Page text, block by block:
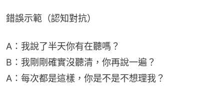
錯誤示範（認知對抗）
A：我說了半天你有在聽嗎？
B：我剛剛確實沒聽清，你再說一遍？
A：每次都是這樣，你是不是不想理我？